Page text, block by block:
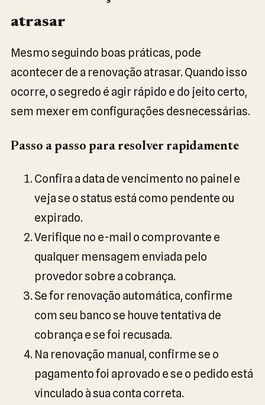
atrasar
Mesmo seguindo boas práticas, pode
acontecer de a renovação atrasar. Quando isso
ocorre, o segredo é agir rápido e do jeito certo,
sem mexer em configurações desnecessárias.
Passo a passo para resolver rapidamente
Confira a data de vencimento no painel e
veja se o status está como pendente ou
expirado.
Verifique no e-mail o comprovante e
qualquer mensagem enviada pelo
provedor sobre a cobrança.
Se for renovação automática, confirme
com seu banco se houve tentativa de
cobrança e se foi recusada.
Na renovação manual, confirme se o
pagamento foi aprovado e se o pedido está
vinculado à sua conta correta.